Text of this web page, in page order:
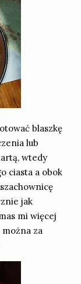
blaszkę
lub
wtedy
ciasta a obok
jak
mi więcej
za